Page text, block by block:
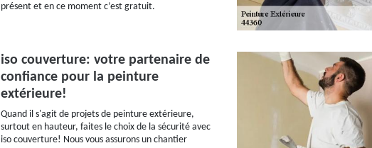
présent et en ce moment c’est gratuit.
iso couverture: votre partenaire de
confiance pour la peinture
extérieure!
Quand il s'agit de projets de peinture extérieure,
surtout en hauteur, faites le choix de la sécurité avec
iso couverture! Nous vous assurons un chantier